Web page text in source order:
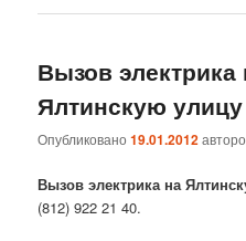
Вызов электрика
Ялтинскую улицу
Опубликовано19.01.2012
Вызов электрика на
(812) 922 21 40.